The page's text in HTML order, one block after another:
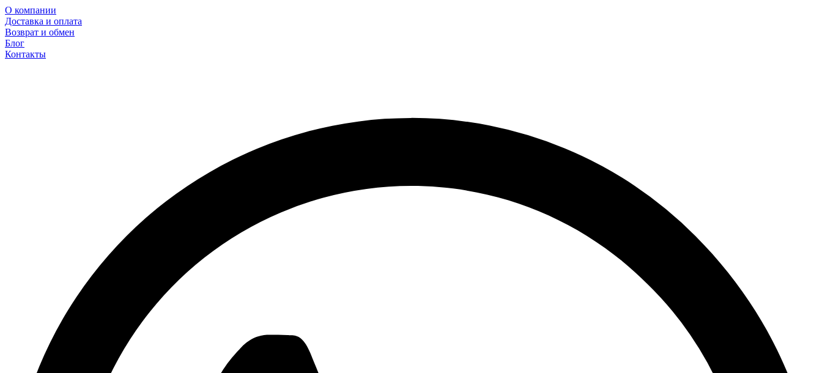
О компании
Доставка и оплата
Возврат и обмен
Блог
Контакты